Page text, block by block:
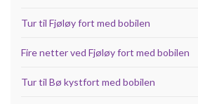
Tur til Fjøløy fort med bobilen
Fire netter ved Fjøløy fort med bobilen
Tur til Bø kystfort med bobilen